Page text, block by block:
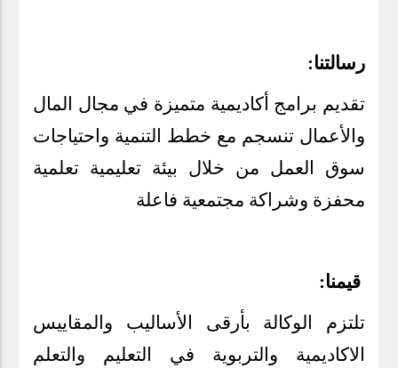
رسالتنا:
تقديم برامج أكاديمية متميزة في مجال المال
والأعمال تنسجم مع خطط التنمية واحتياجات
سوق العمل من خلال بيئة تعليمية تعلمية
محفزة وشراكة مجتمعية فاعلة
قيمنا:
تلتزم الوكالة بأرقى الأساليب والمقاييس
الاكاديمية والتربوية في التعليم والتعلم